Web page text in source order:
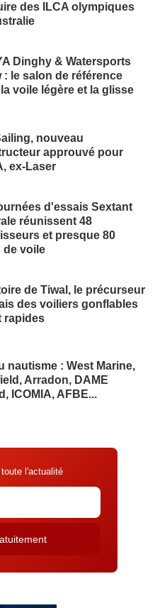
des ILCA olympiques
Dinghy & Watersports
: le salon de référence
voile légère et la glisse
nouveau
approuvé pour
ex-Laser
d'essais Sextant
réunissent 48
et presque 80
de voile
de Tiwal, le précurseur
des voiliers gonflables
rapides
nautisme : West Marine,
Arradon, DAME
ICOMIA, AFBE...
l'actualité